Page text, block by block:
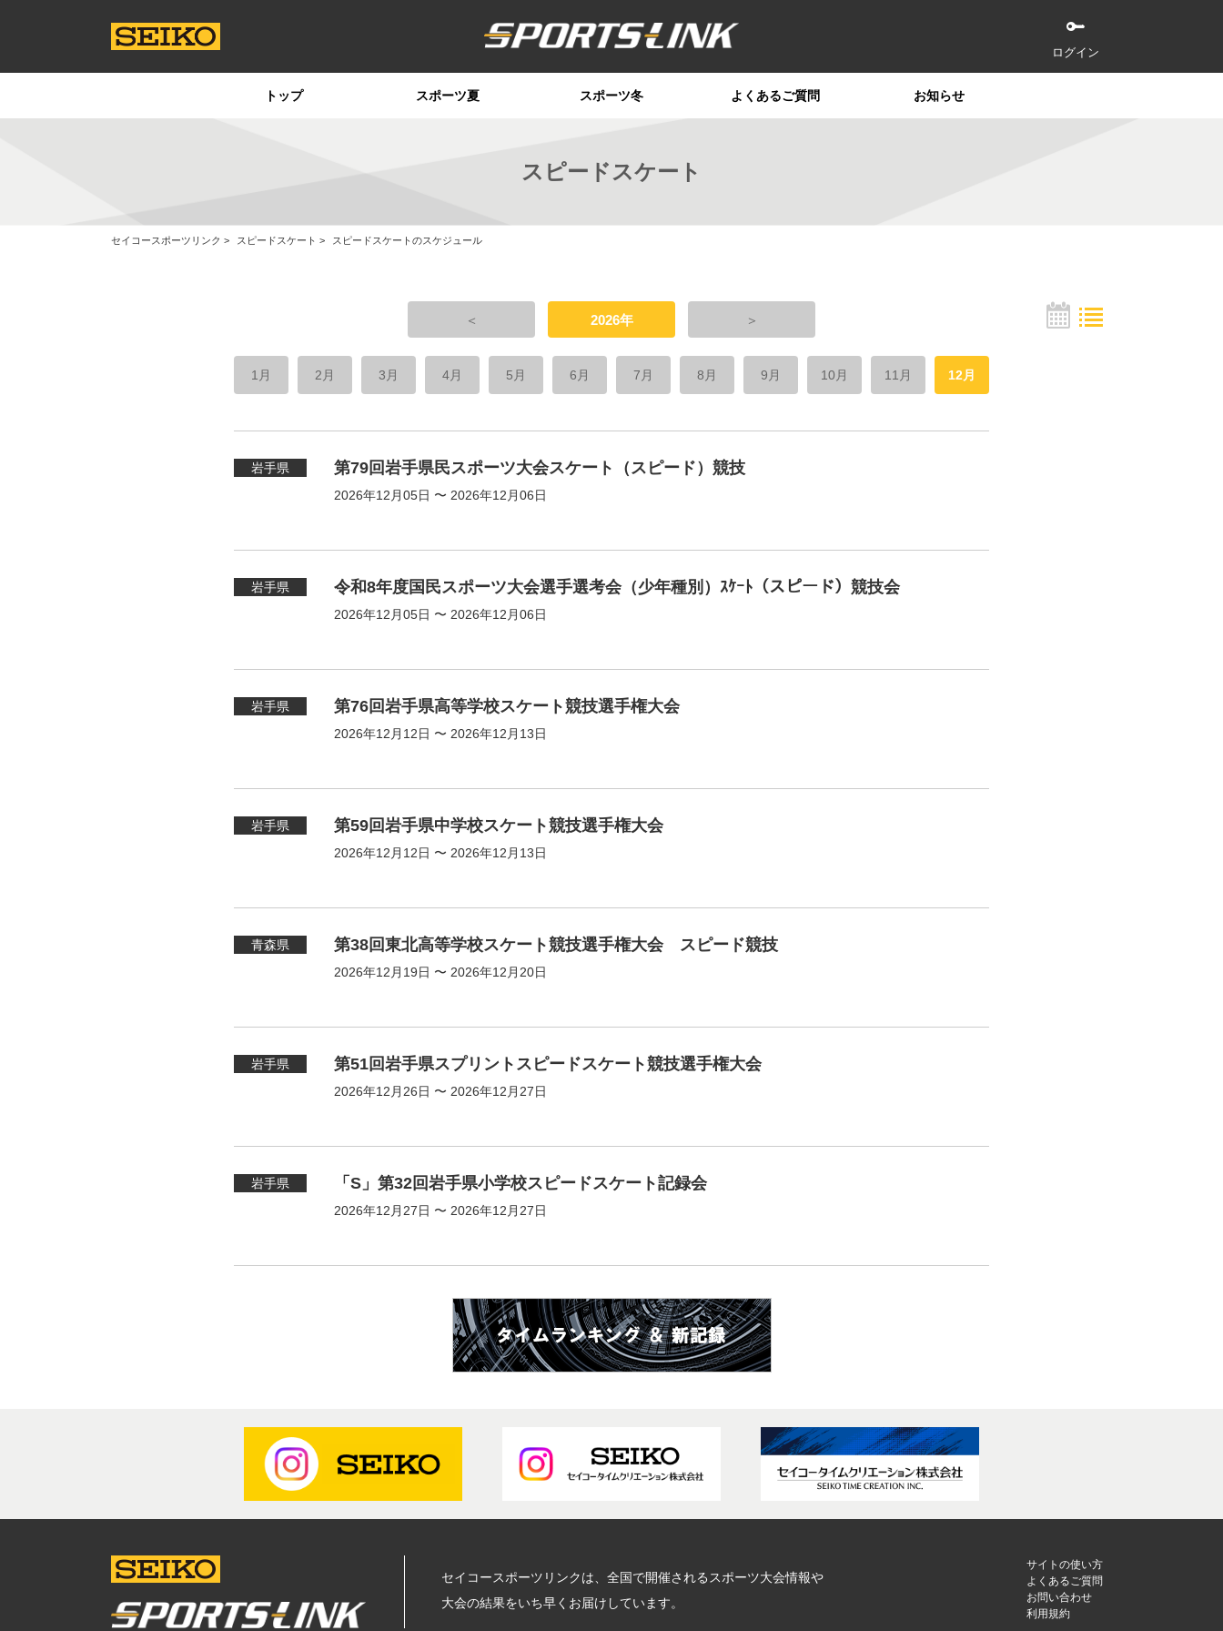
ログイン
トップ スポーツ夏 スポーツ冬 よくあるご質問 お知らせ
スピードスケート
セイコースポーツリンク スピードスケート スピードスケートのスケジュール
＜ 2026年 ＞
1月 2月 3月 4月 5月 6月 7月 8月 9月 10月 11月 12月
岩手県 第79回岩手県民スポーツ大会スケート（スピード）競技
2026年12月05日 〜 2026年12月06日
岩手県 令和8年度国民スポーツ大会選手選考会（少年種別）ｽｹｰﾄ（スピード）競技会
2026年12月05日 〜 2026年12月06日
岩手県 第76回岩手県高等学校スケート競技選手権大会
2026年12月12日 〜 2026年12月13日
岩手県 第59回岩手県中学校スケート競技選手権大会
2026年12月12日 〜 2026年12月13日
青森県 第38回東北高等学校スケート競技選手権大会 スピード競技
2026年12月19日 〜 2026年12月20日
岩手県 第51回岩手県スプリントスピードスケート競技選手権大会
2026年12月26日 〜 2026年12月27日
岩手県 「S」第32回岩手県小学校スピードスケート記録会
2026年12月27日 〜 2026年12月27日
セイコースポーツリンクは、全国で開催されるスポーツ大会情報や
大会の結果をいち早くお届けしています。
サイトの使い方
よくあるご質問
お問い合わせ
利用規約